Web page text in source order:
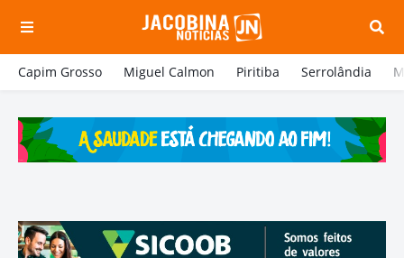
Capim Grosso Miguel Calmon Piritiba Serrolândia